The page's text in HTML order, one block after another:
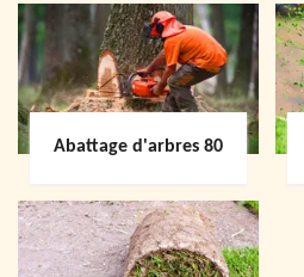
Abattage d'arbres 80